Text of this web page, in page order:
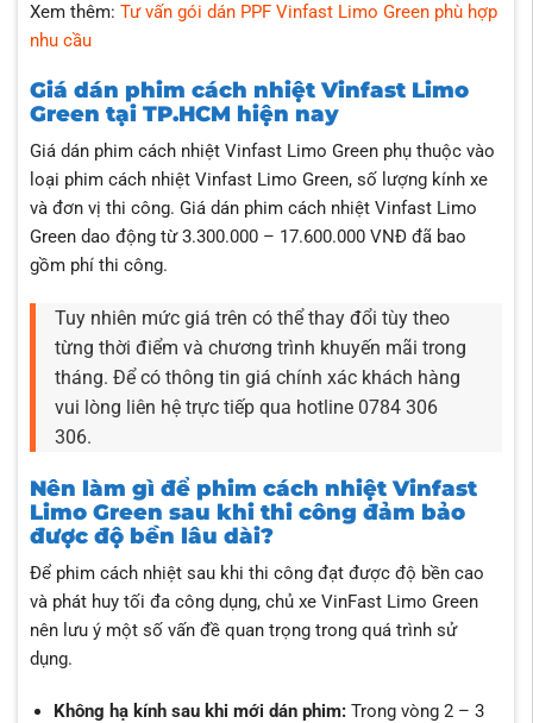
Xem thêm: Tư vấn gói dán PPF Vinfast Limo Green phù hợp
nhu cầu
Giá dán phim cách nhiệt Vinfast Limo
Green tại TP.HCM hiện nay
Giá dán phim cách nhiệt Vinfast Limo Green phụ thuộc vào
loại phim cách nhiệt Vinfast Limo Green, số lượng kính xe
và đơn vị thi công. Giá dán phim cách nhiệt Vinfast Limo
Green dao động từ 3.300.000 – 17.600.000 VNĐ đã bao
gồm phí thi công.
Tuy nhiên mức giá trên có thể thay đổi tùy theo
từng thời điểm và chương trình khuyến mãi trong
tháng. Để có thông tin giá chính xác khách hàng
vui lòng liên hệ trực tiếp qua hotline 0784 306
306.
Nên làm gì để phim cách nhiệt Vinfast
Limo Green sau khi thi công đảm bảo
được độ bền lâu dài?
Để phim cách nhiệt sau khi thi công đạt được độ bền cao
và phát huy tối đa công dụng, chủ xe VinFast Limo Green
nên lưu ý một số vấn đề quan trọng trong quá trình sử
dụng.
Không hạ kính sau khi mới dán phim:Trong vòng 2 – 3